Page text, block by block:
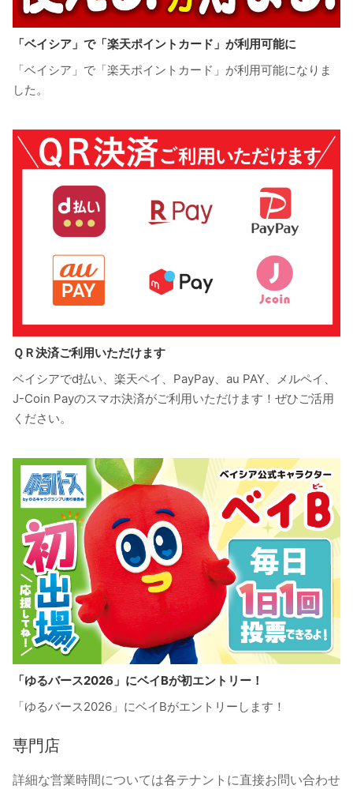
「ベイシア」で「楽天ポイントカード」が利用可能に
「ベイシア」で「楽天ポイントカード」が利用可能になりま
した。
ＱＲ決済ご利用いただけます
ベイシアでd払い、楽天ペイ、PayPay、au PAY、メルペイ、
J-Coin Payのスマホ決済がご利用いただけます！ぜひご活用
ください。
「ゆるバース2026」にベイBが初エントリー！
「ゆるバース2026」にベイBがエントリーします！
専門店
詳細な営業時間については各テナントに直接お問い合わせ